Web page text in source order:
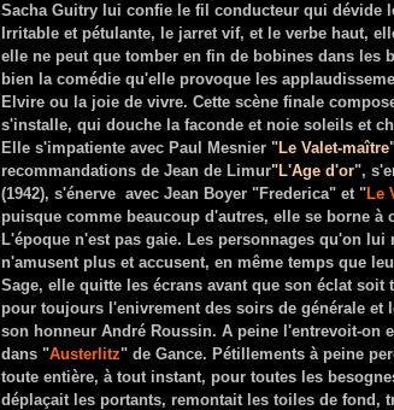
Sacha Guitry lui confie le fil conducteur qui dévide
Irritable et pétulante, le jarret vif, et le verbe haut,
elle ne peut que tomber en fin de bobines dans les
bien la comédie qu'elle provoque les
Elvire ou la joie de vivre. Cette scène finale
s'installe, qui douche la faconde et noie soleils et
Elle s'impatiente avec Paul Mesnier "Le Valet-maître
recommandations de Jean de Limur"L'Age d'or",
(1942), s'énerve avec Jean Boyer "Frederica" et "Le
puisque comme beaucoup d'autres, elle se borne à
L'époque n'est pas gaie. Les personnages qu'on lui
n'amusent plus et accusent, en même temps que
Sage, elle quitte les écrans avant que son éclat
pour toujours l'enivrement des soirs de générale
son honneur André Roussin. A peine l'entrevoit-on
dans "Austerlitz" de Gance. Pétillements à peine
toute entière, à tout instant, pour toutes les
déplaçait les portants, remontait les toiles de fond,